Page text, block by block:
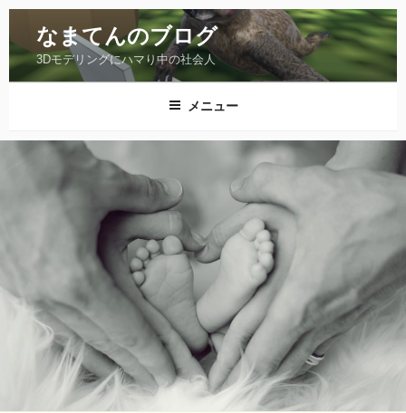
コ
ン
テ
ス
なまてんのブログ
3Dモデリングにハマり中の社会人
メニュー